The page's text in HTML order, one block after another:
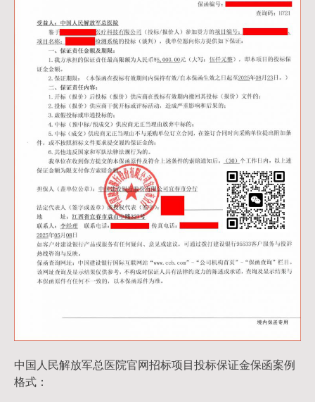
中国人民解放军总医院官网招标项目投标保证金保函案例
格式：